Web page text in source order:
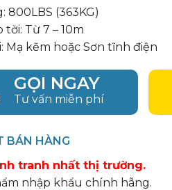
800LBS (363KG)
Từ 7 – 10m
Mạ kẽm hoặc Sơn tĩnh điện
GỌI NGAY
Tư vấn miễn phí
BÁN HÀNG
tranh nhất thị trường.
nhập khẩu chính hãng.